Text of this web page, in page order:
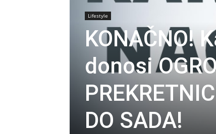
Lifestyle
KONAČNO!
donosi
DO SADA!